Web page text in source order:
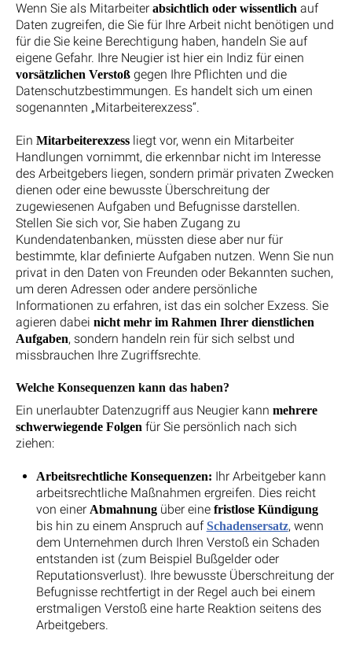
Wenn Sie als Mitarbeiter absichtlich oder wissentlich auf
Daten zugreifen, die Sie für Ihre Arbeit nicht benötigen und
für die Sie keine Berechtigung haben, handeln Sie auf
eigene Gefahr. Ihre Neugier ist hier ein Indiz für einen
vorsätzlichen Verstoß gegen Ihre Pflichten und die
Datenschutzbestimmungen. Es handelt sich um einen
sogenannten „Mitarbeiterexzess“.
Ein Mitarbeiterexzess liegt vor, wenn ein Mitarbeiter
Handlungen vornimmt, die erkennbar nicht im Interesse
des Arbeitgebers liegen, sondern primär privaten Zwecken
dienen oder eine bewusste Überschreitung der
zugewiesenen Aufgaben und Befugnisse darstellen.
Stellen Sie sich vor, Sie haben Zugang zu
Kundendatenbanken, müssten diese aber nur für
bestimmte, klar definierte Aufgaben nutzen. Wenn Sie nun
privat in den Daten von Freunden oder Bekannten suchen,
um deren Adressen oder andere persönliche
Informationen zu erfahren, ist das ein solcher Exzess. Sie
agieren dabei nicht mehr im Rahmen Ihrer dienstlichen
Aufgaben, sondern handeln rein für sich selbst und
missbrauchen Ihre Zugriffsrechte.
Welche Konsequenzen kann das haben?
Ein unerlaubter Datenzugriff aus Neugier kann mehrere
schwerwiegende Folgen für Sie persönlich nach sich
ziehen:
Arbeitsrechtliche Konsequenzen: Ihr Arbeitgeber kann
arbeitsrechtliche Maßnahmen ergreifen. Dies reicht
von einer Abmahnungüber eine fristlose Kündigung
bis hin zu einem Anspruch aufSchadensersatz, wenn
dem Unternehmen durch Ihren Verstoß ein Schaden
entstanden ist (zum Beispiel Bußgelder oder
Reputationsverlust). Ihre bewusste Überschreitung der
Befugnisse rechtfertigt in der Regel auch bei einem
erstmaligen Verstoß eine harte Reaktion seitens des
Arbeitgebers.